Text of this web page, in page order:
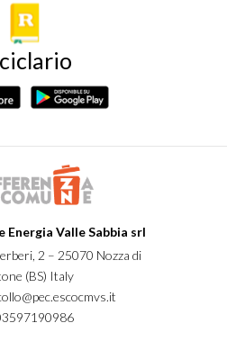
Energia Valle Sabbia srl
2 – 25070 Nozza di
(BS) Italy